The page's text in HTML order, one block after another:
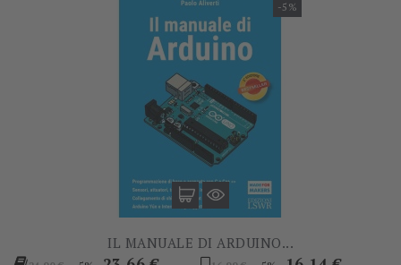
-5%
IL MANUALE DI ARDUINO...